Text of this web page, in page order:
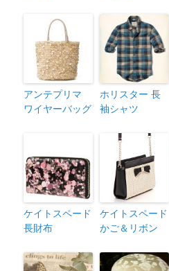
アンテプリマ
ワイヤーバッグ
ホリスター 長
袖シャツ
ケイトスペード
長財布
ケイトスペード
かご＆リボン